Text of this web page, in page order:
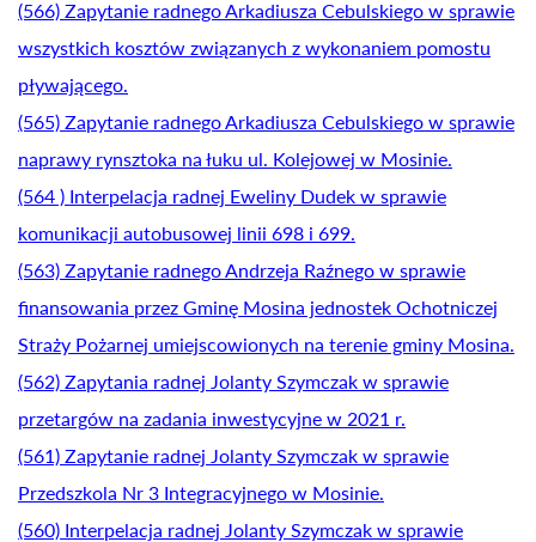
(566) Zapytanie radnego Arkadiusza Cebulskiego w sprawie
wszystkich kosztów związanych z wykonaniem pomostu
pływającego.
(565) Zapytanie radnego Arkadiusza Cebulskiego w sprawie
naprawy rynsztoka na łuku ul. Kolejowej w Mosinie.
(564 ) Interpelacja radnej Eweliny Dudek w sprawie
komunikacji autobusowej linii 698 i 699.
(563) Zapytanie radnego Andrzeja Raźnego w sprawie
finansowania przez Gminę Mosina jednostek Ochotniczej
Straży Pożarnej umiejscowionych na terenie gminy Mosina.
(562) Zapytania radnej Jolanty Szymczak w sprawie
przetargów na zadania inwestycyjne w 2021 r.
(561) Zapytanie radnej Jolanty Szymczak w sprawie
Przedszkola Nr 3 Integracyjnego w Mosinie.
(560) Interpelacja radnej Jolanty Szymczak w sprawie